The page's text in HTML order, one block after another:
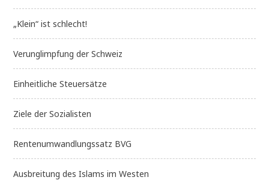
„Klein“ ist schlecht!
Verunglimpfung der Schweiz
Einheitliche Steuersätze
Ziele der Sozialisten
Rentenumwandlungssatz BVG
Ausbreitung des Islams im Westen